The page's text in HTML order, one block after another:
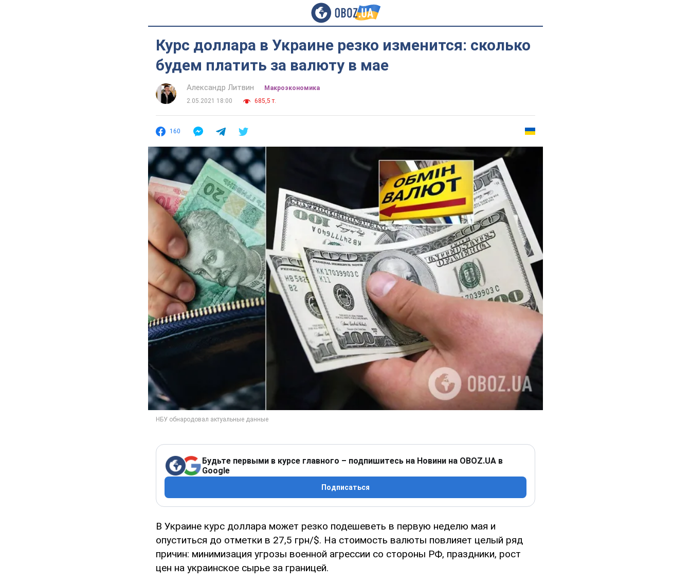
Курс доллара в Украине резко изменится: сколько
будем платить за валюту в мае
Александр Литвин
Mакроэкономика
2.05.2021 18:00
685,5 т.
160
Будьте первыми в курсе главного – подпишитесь на Новини на OBOZ.UA в
Google
Подписаться
В Украине курс доллара может резко подешеветь в первую неделю мая и
опуститься до отметки в 27,5 грн/$. На стоимость валюты повлияет целый ряд
причин: минимизация угрозы военной агрессии со стороны РФ, праздники, рост
цен на украинское сырье за границей.